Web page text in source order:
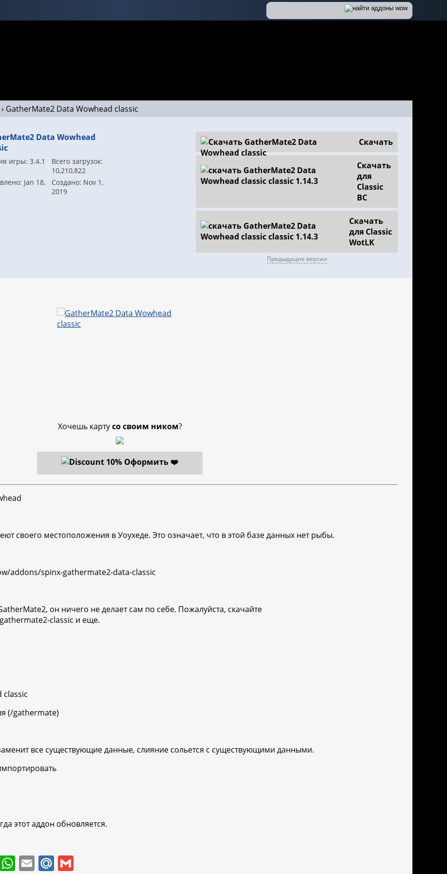
› GatherMate2 Data Wowhead classic
Data Wowhead
игры: 3.4.1
Всего загрузок:
10,210,822
Jan 18,
Создано: Nov 1,
2019
Скачать
Скачать
для
Classic
BC
Скачать
для Classic
WotLK
Предыдущие версии
Хочешь картусо своим ником?
Оформить ❤️
своего местоположения в Уоухеде. Это означает, что в этой базе данных нет рыбы.
addons/spinx-gathermate2-data-classic
он ничего не делает сам по себе. Пожалуйста, скачайте
classic и еще.
classic
(/gathermate)
все существующие данные, слияние сольется с существующими данными.
этот аддон обновляется.
Vi W E M